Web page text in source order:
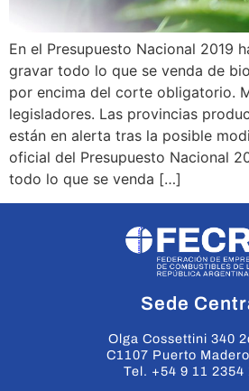
En el Presupuesto Nacional 2019
gravar todo lo que se venda de
por encima del corte obligatorio.
legisladores. Las provincias
están en alerta tras la posible
oficial del Presupuesto Nacional
todo lo que se venda […]
Sede
Olga Cossettini 340
C1107 Puerto
Tel. +54 9 11 2354